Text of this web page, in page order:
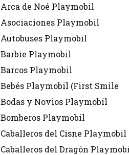
Arca de Noé Playmobil
Asociaciones Playmobil
Autobuses Playmobil
Barbie Playmobil
Barcos Playmobil
Bebés Playmobil (First Smile
Bodas y Novios Playmobil
Bomberos Playmobil
Caballeros del Cisne Playmobil
Caballeros del Dragón